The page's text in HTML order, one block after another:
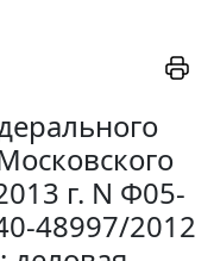
г. N Ф05-
48997/2012